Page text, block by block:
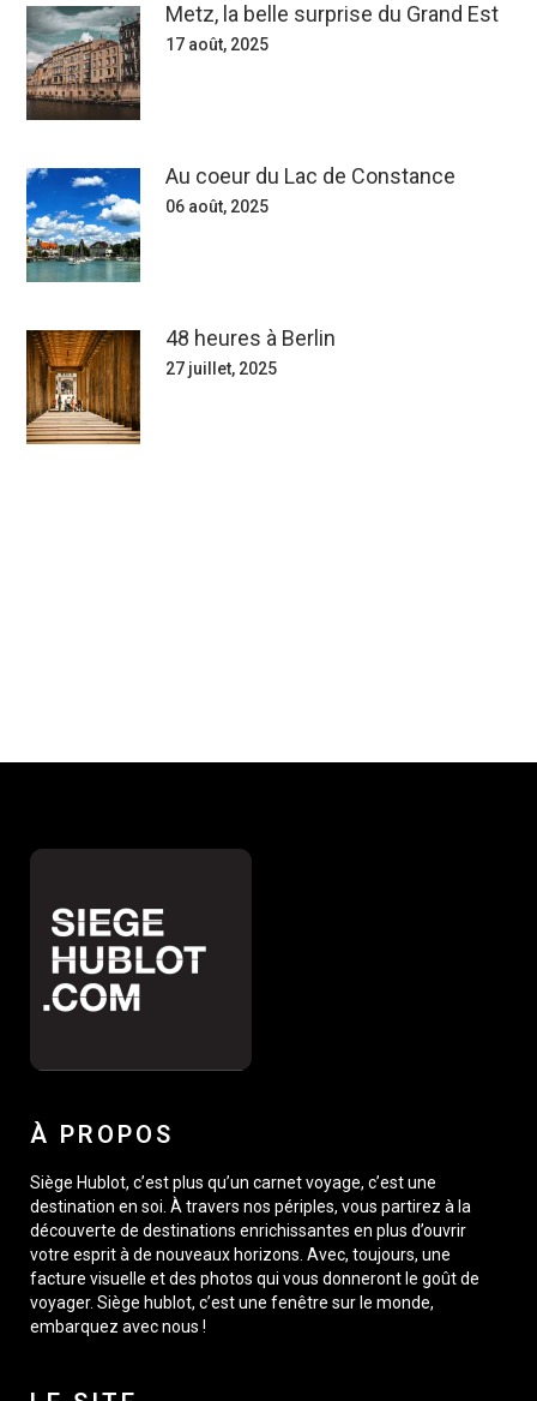
Metz, la belle surprise du Grand Est
17 août, 2025
Au coeur du Lac de Constance
06 août, 2025
48 heures à Berlin
27 juillet, 2025
À PROPOS
Siège Hublot, c’est plus qu’un carnet voyage, c’est une
destination en soi. À travers nos périples, vous partirez à la
découverte de destinations enrichissantes en plus d’ouvrir
votre esprit à de nouveaux horizons. Avec, toujours, une
facture visuelle et des photos qui vous donneront le goût de
voyager. Siège hublot, c’est une fenêtre sur le monde,
embarquez avec nous !